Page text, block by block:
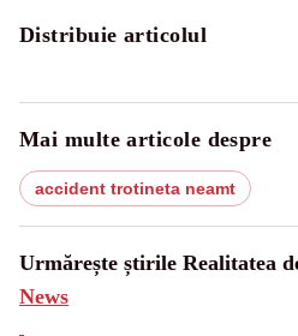
Distribuie articolul
Mai multe articole despre
accident trotineta neamt
Urmărește știrile Realitatea
News